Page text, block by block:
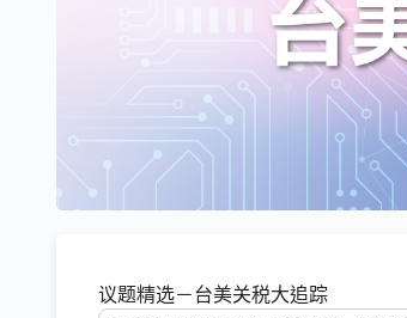
议题精选－台美关税大追踪